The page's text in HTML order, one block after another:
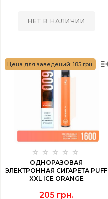
НЕТ В НАЛИЧИИ
Цена для заведений: 185 грн.
ОДНОРАЗОВАЯ
ЭЛЕКТРОННАЯ СИГАРЕТА PUFF
XXL ICE ORANGE
PUFF
205 грн.